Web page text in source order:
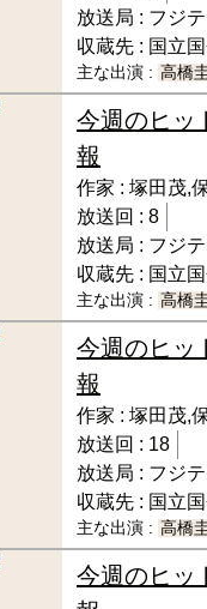
放送局 : フジ
収蔵先 : 国立
主な出演 : 高橋
今週のヒッ
報
作家 : 塚田茂,
放送回 : 8
放送局 : フジ
収蔵先 : 国立
主な出演 : 高橋
今週のヒッ
報
作家 : 塚田茂,
放送回 : 18
放送局 : フジ
収蔵先 : 国立
主な出演 : 高橋
今週のヒッ